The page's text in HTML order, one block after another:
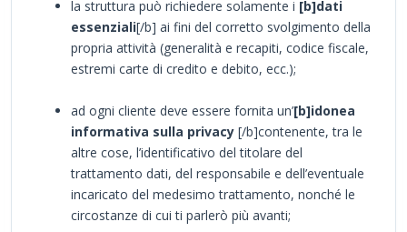
la struttura può richiedere solamente i [b]dati
essenziali[/b] ai fini del corretto svolgimento della
propria attività (generalità e recapiti, codice fiscale,
estremi carte di credito e debito, ecc.);
ad ogni cliente deve essere fornita un’[b]idonea
informativa sulla privacy [/b]contenente, tra le
altre cose, l’identificativo del titolare del
trattamento dati, del responsabile e dell’eventuale
incaricato del medesimo trattamento, nonché le
circostanze di cui ti parlerò più avanti;